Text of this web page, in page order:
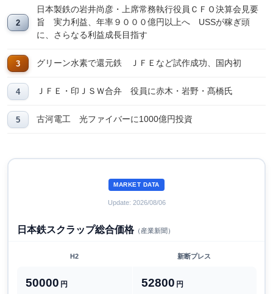
日本製鉄の岩井尚彦・上席常務執行役員ＣＦＯ決算会見要
旨 実力利益、年率９０００億円以上へ USSが稼ぎ頭
に、さらなる利益成長目指す
グリーン水素で還元鉄 ＪＦＥなど試作成功、国内初
ＪＦＥ・印ＪＳＷ合弁 役員に赤木・岩野・髙橋氏
古河電工 光ファイバーに1000億円投資
MARKET DATA
Update: 2026/08/06
日本鉄スクラップ総合価格（産業新聞）
H2 新断プレス
50000 円 52800 円